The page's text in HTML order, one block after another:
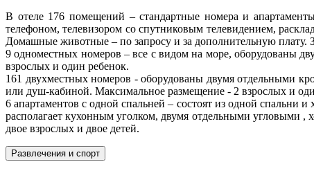
В отеле 176 помещений – стандартные номера и
телефоном, телевизором со спутниковым телевидением,
Домашные животные – по запросу и за дополнительную плату.
9 одноместных номеров – все с видом на море, оборудованы
взрослых и один ребенок.
161 двухместных номеров - оборудованы двумя отдельными
или душ-кабиной. Максимальное размещение - 2 взрослых и
6 апартаментов с одной спальней – состоят из одной спальни
располагает кухонным уголком, двумя отдельными угловыми ,
двое взрослых и двое детей.
Развлечения и спорт